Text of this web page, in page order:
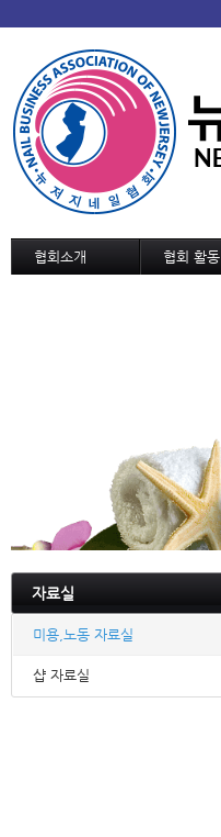
협회소개 협회 활동
자료실
미용,노동 자료실
샵 자료실